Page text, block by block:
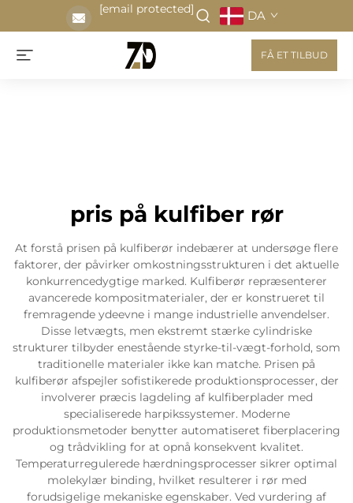
[email protected] DA
FÅ ET TILBUD
pris på kulfiber rør
At forstå prisen på kulfiberør indebærer at undersøge flere
faktorer, der påvirker omkostningsstrukturen i det aktuelle
konkurrencedygtige marked. Kulfiberør repræsenterer
avancerede kompositmaterialer, der er konstrueret til
fremragende ydeevne i mange industrielle anvendelser.
Disse letvægts, men ekstremt stærke cylindriske
strukturer tilbyder enestående styrke-til-vægt-forhold, som
traditionelle materialer ikke kan matche. Prisen på
kulfiberør afspejler sofistikerede produktionsprocesser, der
involverer præcis lagdeling af kulfiberplader med
specialiserede harpikssystemer. Moderne
produktionsmetoder benytter automatiseret fiberplacering
og trådvikling for at opnå konsekvent kvalitet.
Temperaturregulerede hærdningsprocesser sikrer optimal
molekylær binding, hvilket resulterer i rør med
forudsigelige mekaniske egenskaber. Ved vurdering af